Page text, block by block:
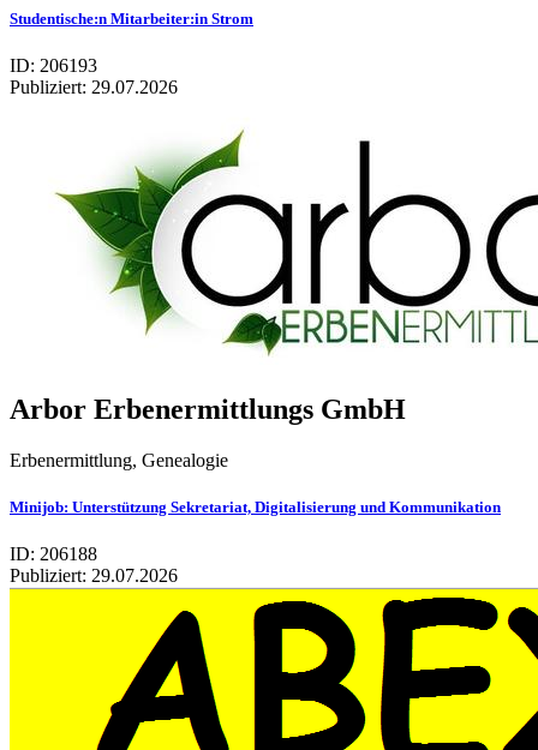
Studentische:n Mitarbeiter:in Strom
ID: 206193
Publiziert: 29.07.2026
Arbor Erbe­nermitt­lungs GmbH
Erbenermittlung, Genealogie
Mini­job: Unter­stüt­zung Sekre­ta­riat, Digi­ta­li­sie­rung und Kom­mu­ni­ka­tion
ID: 206188
Publiziert: 29.07.2026